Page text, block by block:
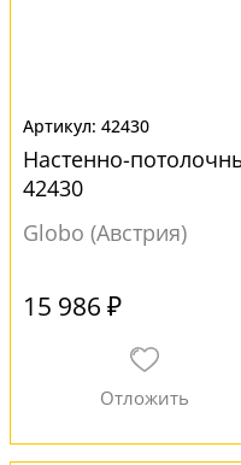
42430
Настенно-
42430
Globo (Австрия)
15 986 ₽